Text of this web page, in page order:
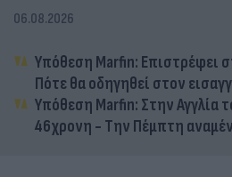
06.08.2026
Υπόθεση Marfin: Επιστρέφει
Πότε θα οδηγηθεί στον
Υπόθεση Marfin: Στην Αγγλία
46χρονη - Την Πέμπτη